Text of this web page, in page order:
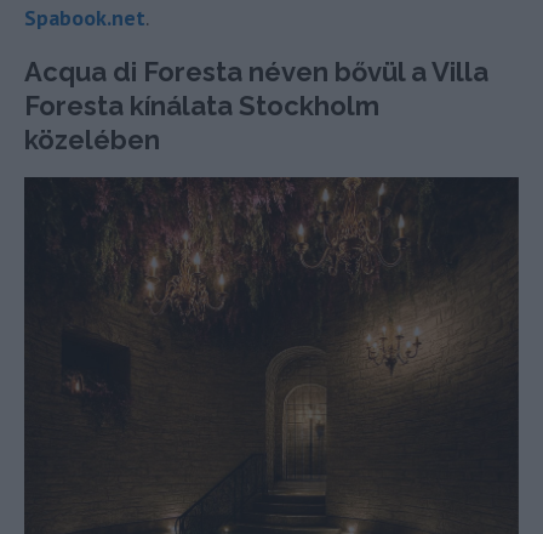
Spabook.net.
Acqua di Foresta néven bővül a Villa
Foresta kínálata Stockholm
közelében